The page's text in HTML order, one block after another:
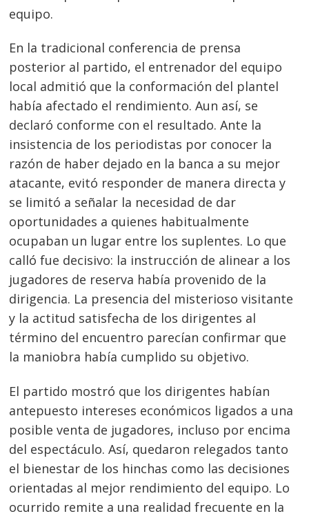
equipo.
En la tradicional conferencia de prensa
posterior al partido, el entrenador del equipo
local admitió que la conformación del plantel
había afectado el rendimiento. Aun así, se
declaró conforme con el resultado. Ante la
insistencia de los periodistas por conocer la
razón de haber dejado en la banca a su mejor
atacante, evitó responder de manera directa y
se limitó a señalar la necesidad de dar
oportunidades a quienes habitualmente
ocupaban un lugar entre los suplentes. Lo que
calló fue decisivo: la instrucción de alinear a los
jugadores de reserva había provenido de la
dirigencia. La presencia del misterioso visitante
y la actitud satisfecha de los dirigentes al
término del encuentro parecían confirmar que
la maniobra había cumplido su objetivo.
El partido mostró que los dirigentes habían
antepuesto intereses económicos ligados a una
posible venta de jugadores, incluso por encima
del espectáculo. Así, quedaron relegados tanto
el bienestar de los hinchas como las decisiones
orientadas al mejor rendimiento del equipo. Lo
ocurrido remite a una realidad frecuente en la